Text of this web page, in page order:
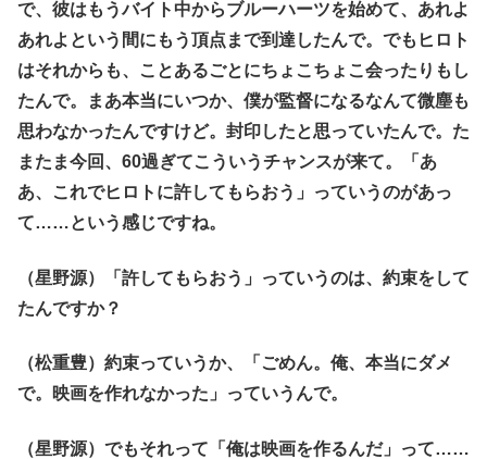
で、彼はもうバイト中からブルーハーツを始めて、あれよ
あれよという間にもう頂点まで到達したんで。でもヒロト
はそれからも、ことあるごとにちょこちょこ会ったりもし
たんで。まあ本当にいつか、僕が監督になるなんて微塵も
思わなかったんですけど。封印したと思っていたんで。た
またま今回、60過ぎてこういうチャンスが来て。「あ
あ、これでヒロトに許してもらおう」っていうのがあっ
て……という感じですね。
（星野源）「許してもらおう」っていうのは、約束をして
たんですか？
（松重豊）約束っていうか、「ごめん。俺、本当にダメ
で。映画を作れなかった」っていうんで。
（星野源）でもそれって「俺は映画を作るんだ」って……